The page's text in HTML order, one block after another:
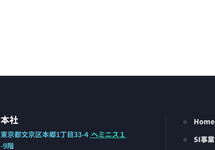
本社
東京都文京区本郷1丁目33-4 ヘミニス１
-9階
Home
SI事業